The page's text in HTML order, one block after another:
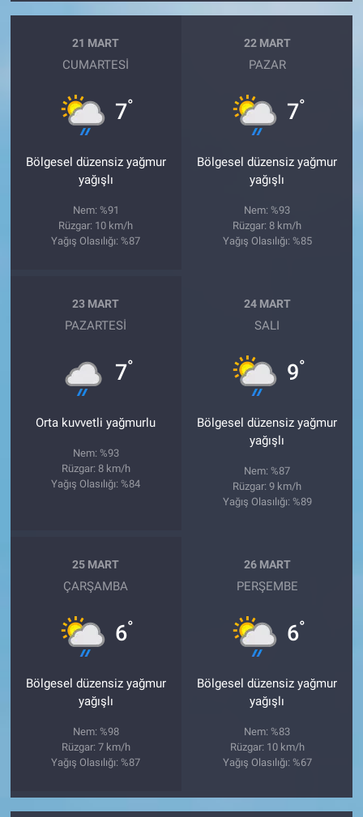
21 MART
CUMARTESI
7°
Bölgesel düzensiz yağmur
yağışlı
Nem: %91
Rüzgar: 10 km/h
Yağış Olasılığı: %87
22 MART
PAZAR
7°
Bölgesel düzensiz yağmur
yağışlı
Nem: %93
Rüzgar: 8 km/h
Yağış Olasılığı: %85
23 MART
PAZARTESI
7°
Orta kuvvetli yağmurlu
Nem: %93
Rüzgar: 8 km/h
Yağış Olasılığı: %84
24 MART
SALI
9°
Bölgesel düzensiz yağmur
yağışlı
Nem: %87
Rüzgar: 9 km/h
Yağış Olasılığı: %89
25 MART
ÇARŞAMBA
6°
Bölgesel düzensiz yağmur
yağışlı
Nem: %98
Rüzgar: 7 km/h
Yağış Olasılığı: %87
26 MART
PERŞEMBE
6°
Bölgesel düzensiz yağmur
yağışlı
Nem: %83
Rüzgar: 10 km/h
Yağış Olasılığı: %67